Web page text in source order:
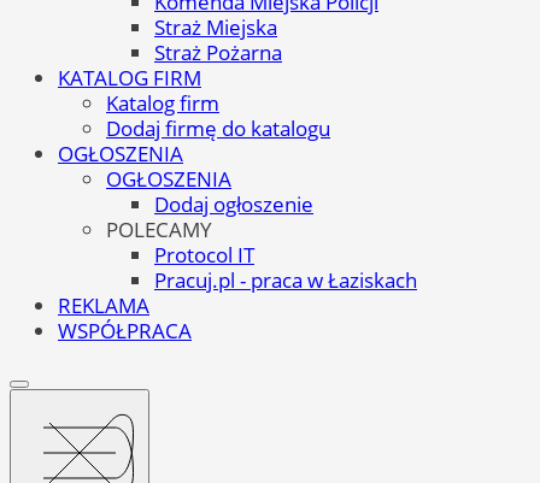
Straż Miejska
Straż Pożarna
KATALOG FIRM
Katalog firm
Dodaj firmę do katalogu
OGŁOSZENIA
OGŁOSZENIA
Dodaj ogłoszenie
POLECAMY
Protocol IT
Pracuj.pl - praca w Łaziskach
REKLAMA
WSPÓŁPRACA